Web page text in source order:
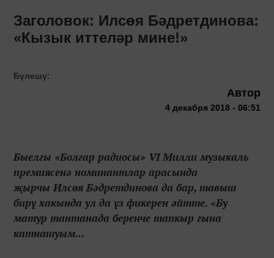
Заголовок: Илсөя Бәдретдинова:
«Кызык иттеләр мине!»
Бүлешү:
Автор
4 декабря 2018 - 06:51
Быелгы «Болгар радиосы» VI Милли музыкаль
премиясенә номинантлар арасында
җырчы Илсөя Бәдретдинова да бар, тавыш
бирү хакында ул да үз фикерен әйтте. «Бу
матур тантанада беренче тапкыр гына
катнашуым...